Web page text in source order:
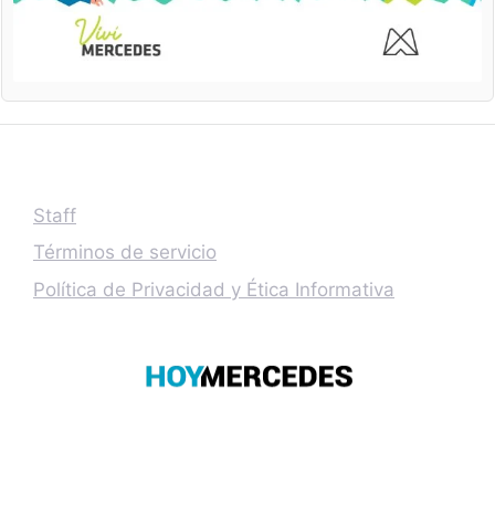
Staff
Términos de servicio
Política de Privacidad y Ética Informativa